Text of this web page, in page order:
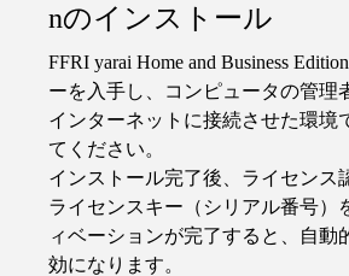
nのインストール
FFRI yarai Home and Business
ーを入手し、コンピュータの管理
インターネットに接続させた環境
てください。
インストール完了後、ライセンス
ライセンスキー（シリアル番号）
ィベーションが完了すると、自動
効になります。